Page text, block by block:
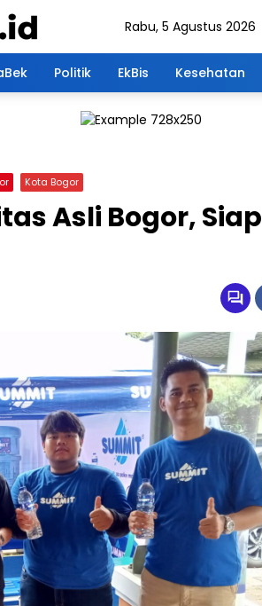
Rabu, 5 Agustus 2026
Politik EkBis Kesehatan
Kota Bogor
Asli Bogor, Siap